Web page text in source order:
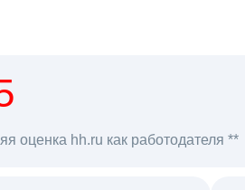
оценка hh.ru как работодателя **